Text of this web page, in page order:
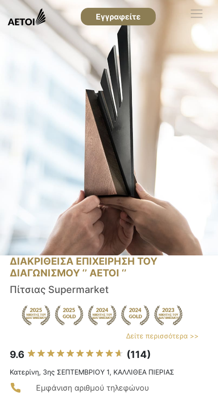
Εγγραφείτε
ΔΙΑΚΡΙΘΕΙΣΑ ΕΠΙΧΕΙΡΗΣΗ ΤΟΥ
ΔΙΑΓΩΝΙΣΜΟΥ ‘’ ΑΕΤΟΙ ‘’
Πίτσιας Supermarket
Δείτε περισσότερα >>
9.6 (114)
Κατερίνη, 3ης ΣΕΠΤΕΜΒΡΙΟΥ 1, ΚΑΛΛΙΘΕΑ ΠΙΕΡΙΑΣ
Εμφάνιση αριθμού τηλεφώνου